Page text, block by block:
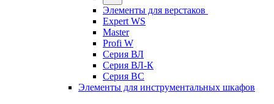
Элементы для верстаков
Expert WS
Master
Profi W
Серия ВЛ
Серия ВЛ-К
Серия ВС
Элементы для инструментальных шкафов